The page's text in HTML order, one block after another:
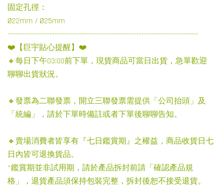
固定孔徑：
Ø22mm / Ø25mm
-----------------------------------------------------------------------------
❤️【巨宇貼心提醒】❤️
🔸每日下午03:00前下單，現貨商品可當日出貨，急單歡迎
聊聊出貨狀況。
🔸發票為二聯發票，開立三聯發票需提供「公司抬頭」及
「統編」，請於下單時備註或者下單後聊聊告知。
🔸賣場消費者皆享有『七日鑑賞期』之權益，商品收貨日七
日內皆可退換貨品。
*鑑賞期並非試用期，請於產品拆封前請「確認產品規
格」，退貨產品須保持包裝完整，拆封後恕不接受退貨。